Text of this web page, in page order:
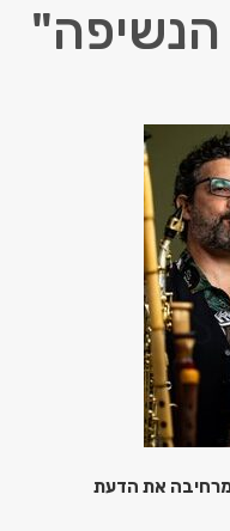
הנשיפה"
את הדעת